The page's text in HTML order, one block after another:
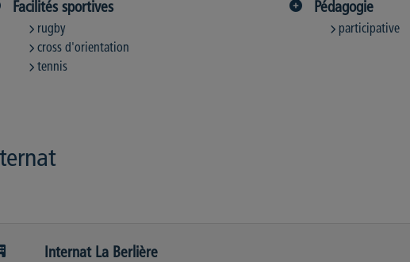
Facilités sportives
rugby
cross d'orientation
tennis
Pédagogie
participative
Internat La Berlière